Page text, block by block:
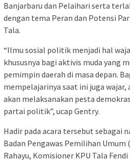
Banjarbaru dan Pelaihari serta
dengan tema Peran dan Potensi
Tala.
“Ilmu sosial politik menjadi hal
khususnya bagi aktivis muda yang
pemimpin daerah di masa depan.
mempelajarinya saat ini juga
akan melaksanakan pesta
partai politik”, ucap Gentry.
Hadir pada acara tersebut sebagai
Badan Pengawas Pemilihan Umum
Rahayu, Komisioner KPU Tala